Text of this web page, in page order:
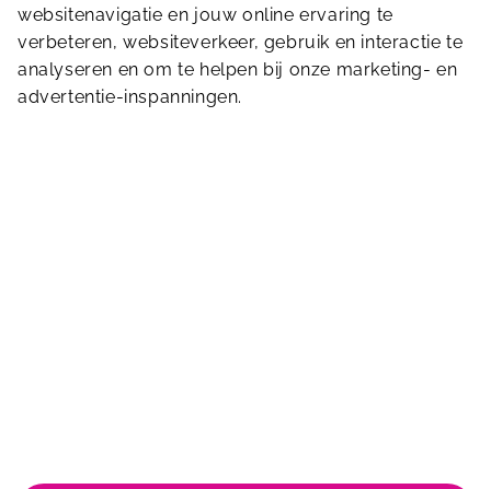
Stuur ons een bericht
websitenavigatie en jouw online ervaring te
verbeteren, websiteverkeer, gebruik en interactie te
analyseren en om te helpen bij onze marketing- en
advertentie-inspanningen.